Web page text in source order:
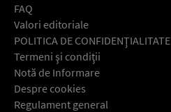
FAQ
Valori editoriale
POLITICA DE CONFIDENŢIALITATE
Termeni şi condiţii
Notă de Informare
Despre cookies
Regulament general